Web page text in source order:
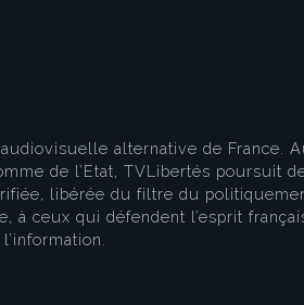
alternative de France.
de l’Etat, TVLibertés poursuit
libérée du filtre du
à ceux qui défendent l’esprit